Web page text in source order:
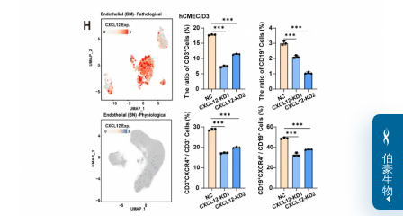
伯
豪
生
物